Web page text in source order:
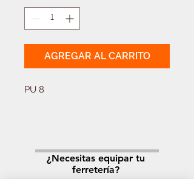
AGREGAR AL CARRITO
PU 8
¿Necesitas equipar tu
ferretería?